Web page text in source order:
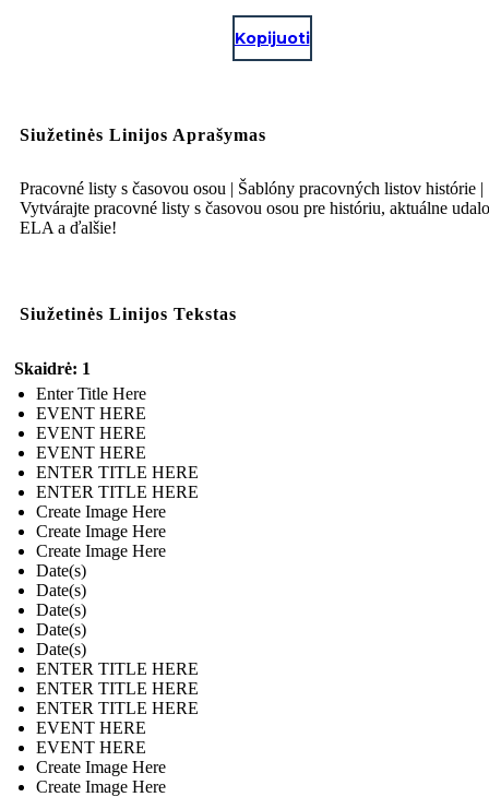
Kopijuoti
Siužetinės Linijos Aprašymas
Pracovné listy s časovou osou | Šablóny pracovných listov histórie |
Vytvárajte pracovné listy s časovou osou pre históriu, aktuálne
ELA a ďalšie!
Siužetinės Linijos Tekstas
Skaidrė: 1
Enter Title Here
EVENT HERE
EVENT HERE
EVENT HERE
ENTER TITLE HERE
ENTER TITLE HERE
Create Image Here
Create Image Here
Create Image Here
Date(s)
Date(s)
Date(s)
Date(s)
Date(s)
ENTER TITLE HERE
ENTER TITLE HERE
ENTER TITLE HERE
EVENT HERE
EVENT HERE
Create Image Here
Create Image Here